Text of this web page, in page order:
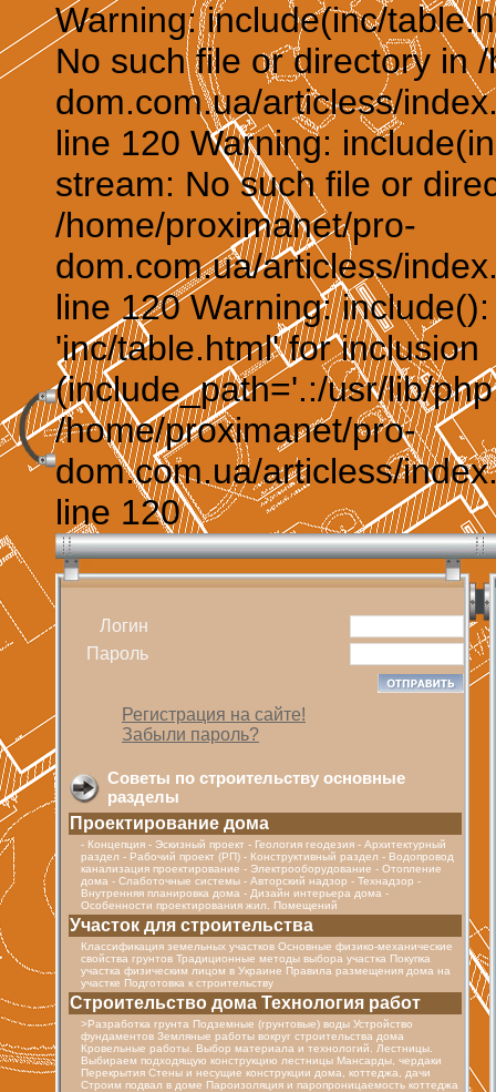
Warning: include(inc/
No such file or directory in
dom.com.ua/articless/
line 120 Warning:
stream: No such file or
/home/proximanet/pro-
dom.com.ua/articless/
line 120 Warning:
'inc/table.html' for inclusion
(include_path='.:/usr/lib/
/home/proximanet/pro-
dom.com.ua/articless/
line 120
Логин
Пароль
Регистрация на сайте!
Забыли пароль?
Советы по строительству основные
разделы
Проектирование дома
- Концепция - Эскизный проект - Геология геодезия - Архитектурный
раздел - Рабочий проект (РП) - Конструктивный раздел - Водопровод
канализация проектирование - Электрооборудование - Отопление
дома - Cлаботочные системы - Авторский надзор - Технадзор -
Внутренняя планировка дома - Дизайн интерьера дома -
Особенности проектирования жил. Помещений
Участок для строительства
Классификация земельных участков Основные физико-механические
свойства грунтов Традиционные методы выбора участка Покупка
участка физическим лицом в Украине Правила размещения дома на
участке Подготовка к строительству
Строительство дома Технология работ
>Разработка грунта Подземные (грунтовые) воды Устройство
фундаментов Земляные работы вокруг строительства дома
Кровельные работы. Выбор материала и технологий. Лестницы.
Выбираем подходящую конструкцию лестницы Мансарды, чердаки
Перекрытия Стены и несущие конструкции дома, коттеджа, дачи
Строим подвал в доме Пароизоляция и паропроницаемость коттеджа